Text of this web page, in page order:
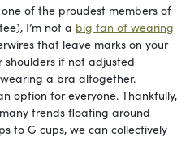
of the proudest members of
I’m not a big fan of wearing
that leave marks on your
if not adjusted
a bra altogether.
option for everyone. Thankfully,
trends floating around
to G cups, we can collectively